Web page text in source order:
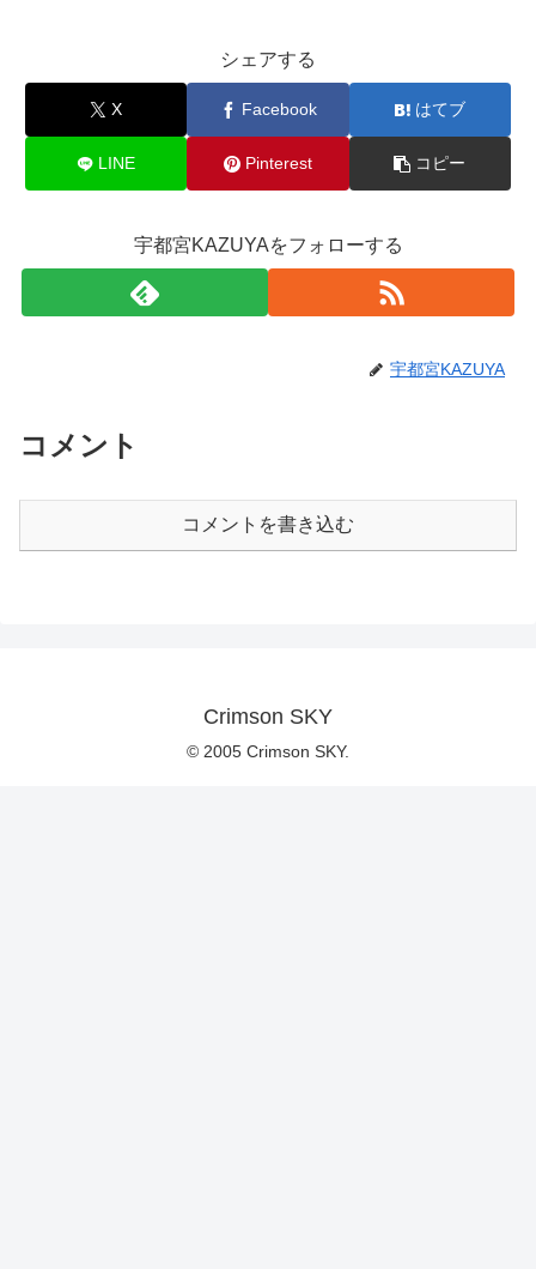
シェアする
X Facebook はてブ
LINE Pinterest コピー
宇都宮KAZUYAをフォローする
宇都宮KAZUYA
コメント
コメントを書き込む
Crimson SKY
© 2005 Crimson SKY.